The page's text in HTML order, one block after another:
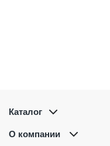
Каталог
О компании